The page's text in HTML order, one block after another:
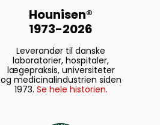
Hounisen®
1973-2026
Leverandør til danske
laboratorier, hospitaler,
lægepraksis, universiteter
og medicinalindustrien siden
1973. Se hele historien.